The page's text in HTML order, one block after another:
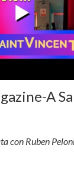
A
con Ruben